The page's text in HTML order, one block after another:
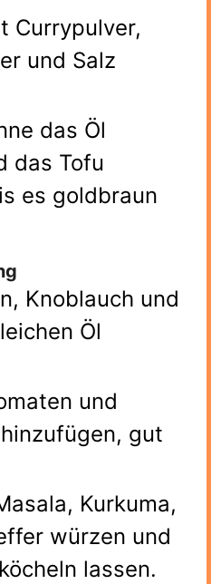
Currypulver,
und Salz
das Öl
das Tofu
es goldbraun
Knoblauch und
Öl
und
gut
Kurkuma,
würzen und
lassen.